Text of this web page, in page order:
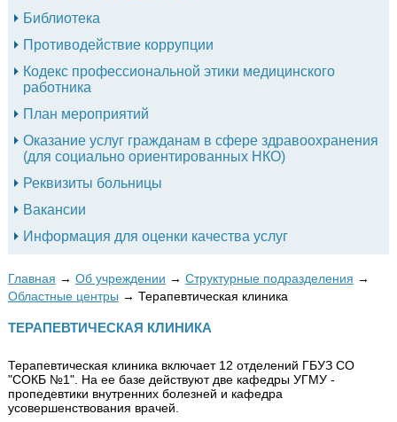
Библиотека
Противодействие коррупции
Кодекс профессиональной этики медицинского
работника
План мероприятий
Оказание услуг гражданам в сфере здравоохранения
(для социально ориентированных НКО)
Реквизиты больницы
Вакансии
Информация для оценки качества услуг
Главная → Об учреждении → Структурные подразделения →
Областные центры → Терапевтическая клиника
ТЕРАПЕВТИЧЕСКАЯ КЛИНИКА
Терапевтическая клиника включает 12 отделений ГБУЗ СО
"СОКБ №1". На ее базе действуют две кафедры УГМУ -
пропедевтики внутренних болезней и кафедра
усовершенствования врачей.